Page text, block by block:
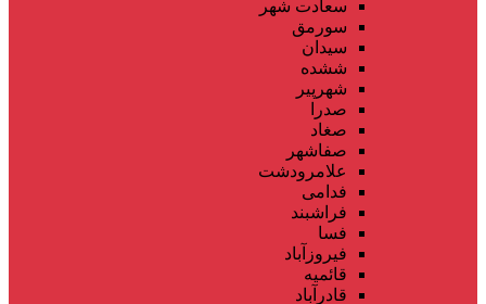
سعادت شهر
سورمق
سیدان
ششده
شهرپیر
صدرا
صغاد
صفاشهر
علامرودشت
فدامی
فراشبند
فسا
فیروزآباد
قائمیه
قادرآباد